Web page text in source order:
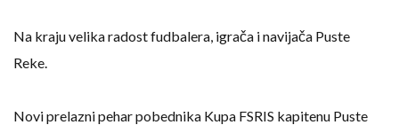
Na kraju velika radost fudbalera, igrača i navijača Puste
Reke.
Novi prelazni pehar pobednika Kupa FSRIS kapitenu Puste